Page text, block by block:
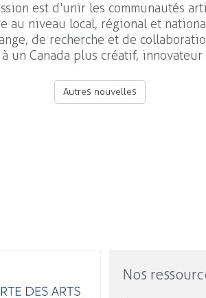
est d'unir les communautés
au niveau local, régional et
de recherche et de
un Canada plus créatif,
Autres nouvelles
Nos